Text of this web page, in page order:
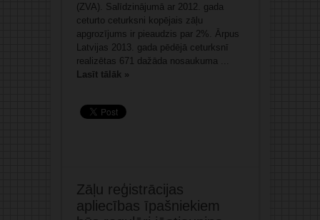
(ZVA). Salīdzinājumā ar 2012. gada
ceturto ceturksni kopējais zāļu
apgrozījums ir pieaudzis par 2%. Ārpus
Latvijas 2013. gada pēdējā ceturksnī
realizētas 671 dažāda nosaukuma ...
Lasīt tālāk »
Zāļu reģistrācijas
apliecības īpašniekiem